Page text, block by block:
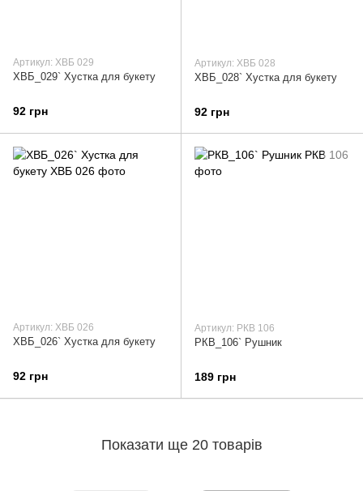
Артикул: ХВБ 029
ХВБ_029` Хустка для букету
92 грн
Артикул: ХВБ 028
ХВБ_028` Хустка для букету
92 грн
Артикул: ХВБ 026
ХВБ_026` Хустка для букету
92 грн
Артикул: РКВ 106
РКВ_106` Рушник
189 грн
Показати ще 20 товарів